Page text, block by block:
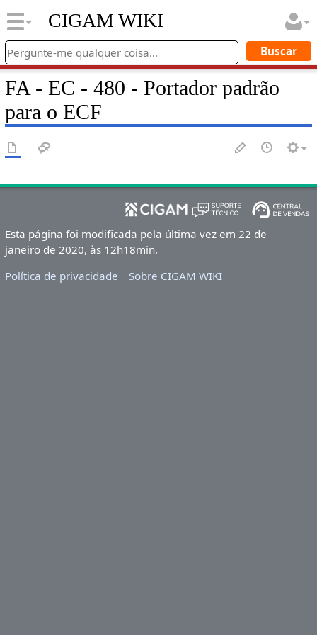
CIGAM WIKI
FA - EC - 480 - Portador padrão
para o ECF
Esta página foi modificada pela última vez em 22 de
janeiro de 2020, às 12h18min.
Política de privacidade
Sobre CIGAM WIKI